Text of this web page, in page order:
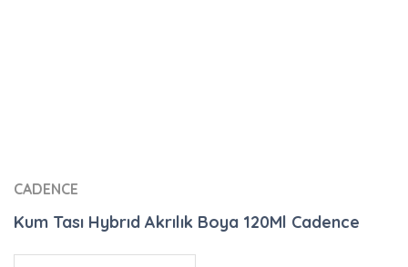
CADENCE
Kum Tası Hybrıd Akrılık Boya 120Ml Cadence